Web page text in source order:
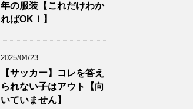
年の服装【これだけわか
ればOK！】
2025/04/23
【サッカー】コレを答え
られない子はアウト【向
いていません】